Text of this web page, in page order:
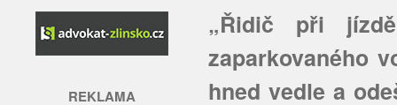
REKLAMA
„Řidič při
zaparkovaného
hned vedle a